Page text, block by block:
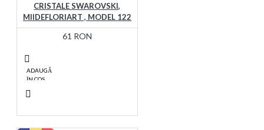
CRISTALE SWAROVSKI,
MIIDEFLORIART , MODEL 122
61 RON
ADAUGĂ
ÎN COŞ